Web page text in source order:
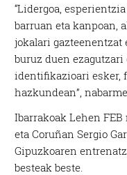
“Lidergoa,
barruan eta kanpoan,
jokalari gazteenentzat
buruz duen
identifikazioari esker,
hazkundean”,
Ibarrakoak Lehen
eta Coruñan Sergio
Gipuzkoaren
besteak beste.